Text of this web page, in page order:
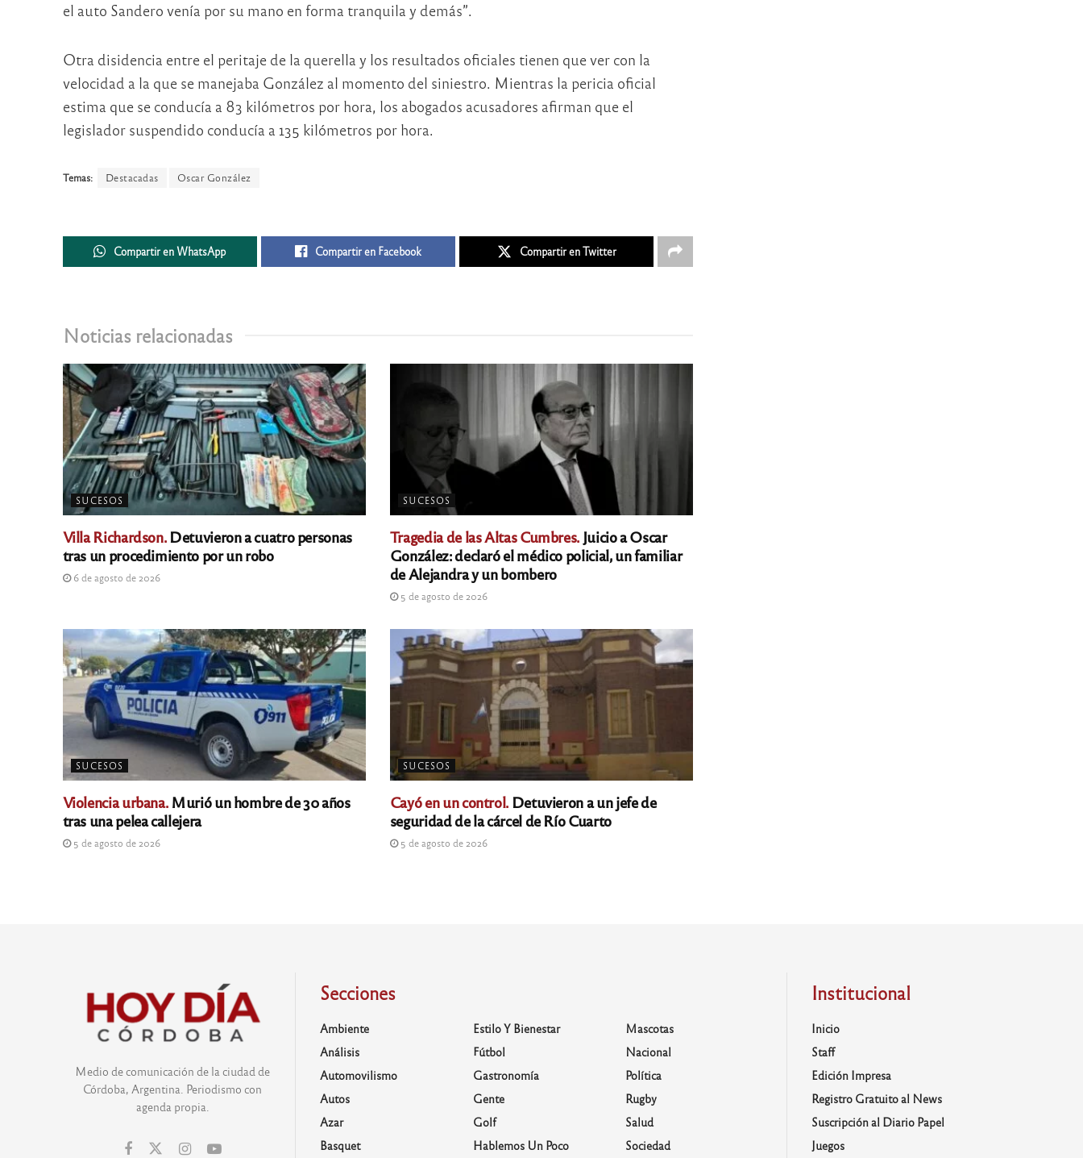
el auto Sandero venía por su mano en forma tranquila y demás”.
Otra disidencia entre el peritaje de la querella y los resultados oficiales tienen que ver con la
velocidad a la que se manejaba González al momento del siniestro. Mientras la pericia oficial
estima que se conducía a 83 kilómetros por hora, los abogados acusadores afirman que el
legislador suspendido conducía a 135 kilómetros por hora.
Temas: Destacadas Oscar González
Compartir en WhatsApp Compartir en Facebook Compartir en Twitter
Noticias relacionadas
SUCESOS
Villa Richardson.Detuvieron a cuatro personas
tras un procedimiento por un robo
6 de agosto de 2026
SUCESOS
Tragedia de las Altas Cumbres. Juicio a Oscar
González: declaró el médico policial, un familiar
de Alejandra y un bombero
5 de agosto de 2026
SUCESOS
Violencia urbana.Murió un hombre de 30 años
tras una pelea callejera
5 de agosto de 2026
SUCESOS
Cayó en un control. Detuvieron a un jefe de
seguridad de la cárcel de Río Cuarto
5 de agosto de 2026
Medio de comunicación de la ciudad de
Córdoba, Argentina. Periodismo con
agenda propia.
Secciones
Ambiente
Análisis
Automovilismo
Autos
Azar
Basquet
Estilo Y Bienestar
Fútbol
Gastronomía
Gente
Golf
Hablemos Un Poco
Mascotas
Nacional
Política
Rugby
Salud
Sociedad
Institucional
Inicio
Staff
Edición Impresa
Registro Gratuito al News
Suscripción al Diario Papel
Juegos